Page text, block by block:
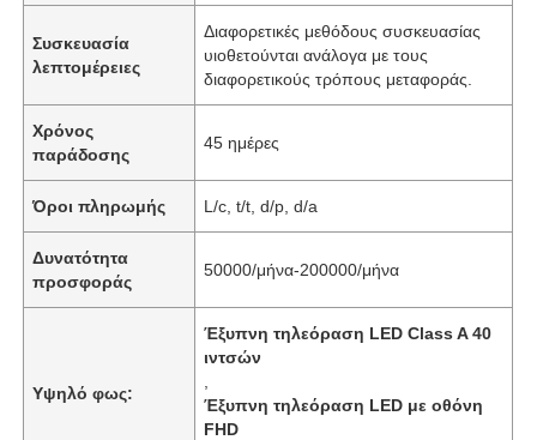
Συσκευασία
λεπτομέρειες
Διαφορετικές μεθόδους συσκευασίας
υιοθετούνται ανάλογα με τους
διαφορετικούς τρόπους μεταφοράς.
Χρόνος
παράδοσης
45 ημέρες
Όροι πληρωμής L/c, t/t, d/p, d/a
Δυνατότητα
προσφοράς
50000/μήνα-200000/μήνα
Υψηλό φως:
Έξυπνη τηλεόραση LED Class A 40
ιντσών
Έξυπνη τηλεόραση LED με οθόνη
FHD